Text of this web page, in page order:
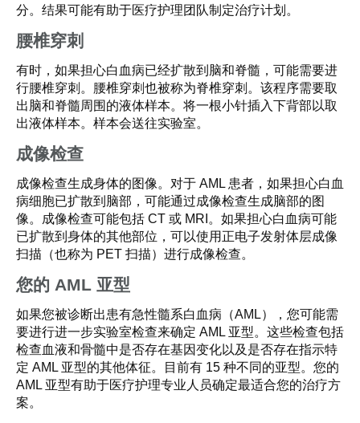
分。结果可能有助于医疗护理团队制定治疗计划。
腰椎穿刺
有时，如果担心白血病已经扩散到脑和脊髓，可能需要进
行腰椎穿刺。腰椎穿刺也被称为脊椎穿刺。该程序需要取
出脑和脊髓周围的液体样本。将一根小针插入下背部以取
出液体样本。样本会送往实验室。
成像检查
成像检查生成身体的图像。对于 AML 患者，如果担心白血
病细胞已扩散到脑部，可能通过成像检查生成脑部的图
像。成像检查可能包括 CT 或 MRI。如果担心白血病可能
已扩散到身体的其他部位，可以使用正电子发射体层成像
扫描（也称为 PET 扫描）进行成像检查。
您的 AML 亚型
如果您被诊断出患有急性髓系白血病（AML），您可能需
要进行进一步实验室检查来确定 AML 亚型。这些检查包括
检查血液和骨髓中是否存在基因变化以及是否存在指示特
定 AML 亚型的其他体征。目前有 15 种不同的亚型。您的
AML 亚型有助于医疗护理专业人员确定最适合您的治疗方
案。